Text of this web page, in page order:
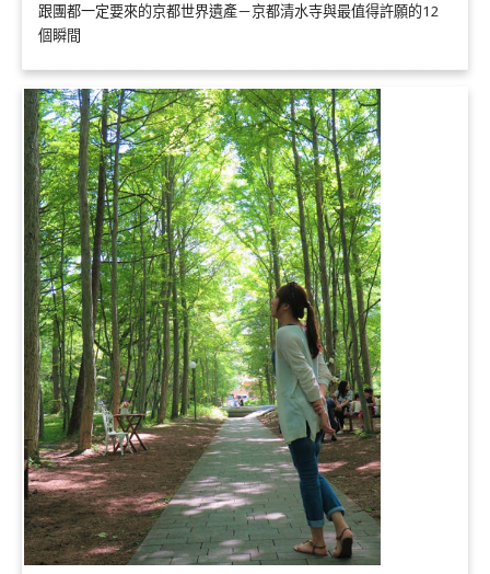
跟團都一定要來的京都世界遺產－京都清水寺與最值得許願的12
個瞬間